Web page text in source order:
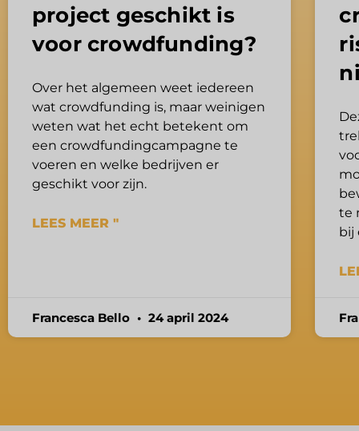
project geschikt is
voor crowdfunding?
Over het algemeen weet iedereen
wat crowdfunding is, maar weinigen
weten wat het echt betekent om
een crowdfundingcampagne te
voeren en welke bedrijven er
geschikt voor zijn.
LEES MEER "
Francesca Bello 24 april 2024
te
bij